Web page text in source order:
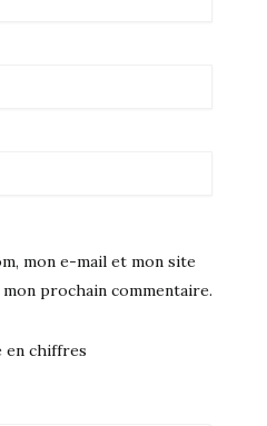
mon e-mail et mon site
prochain commentaire.
en chiffres